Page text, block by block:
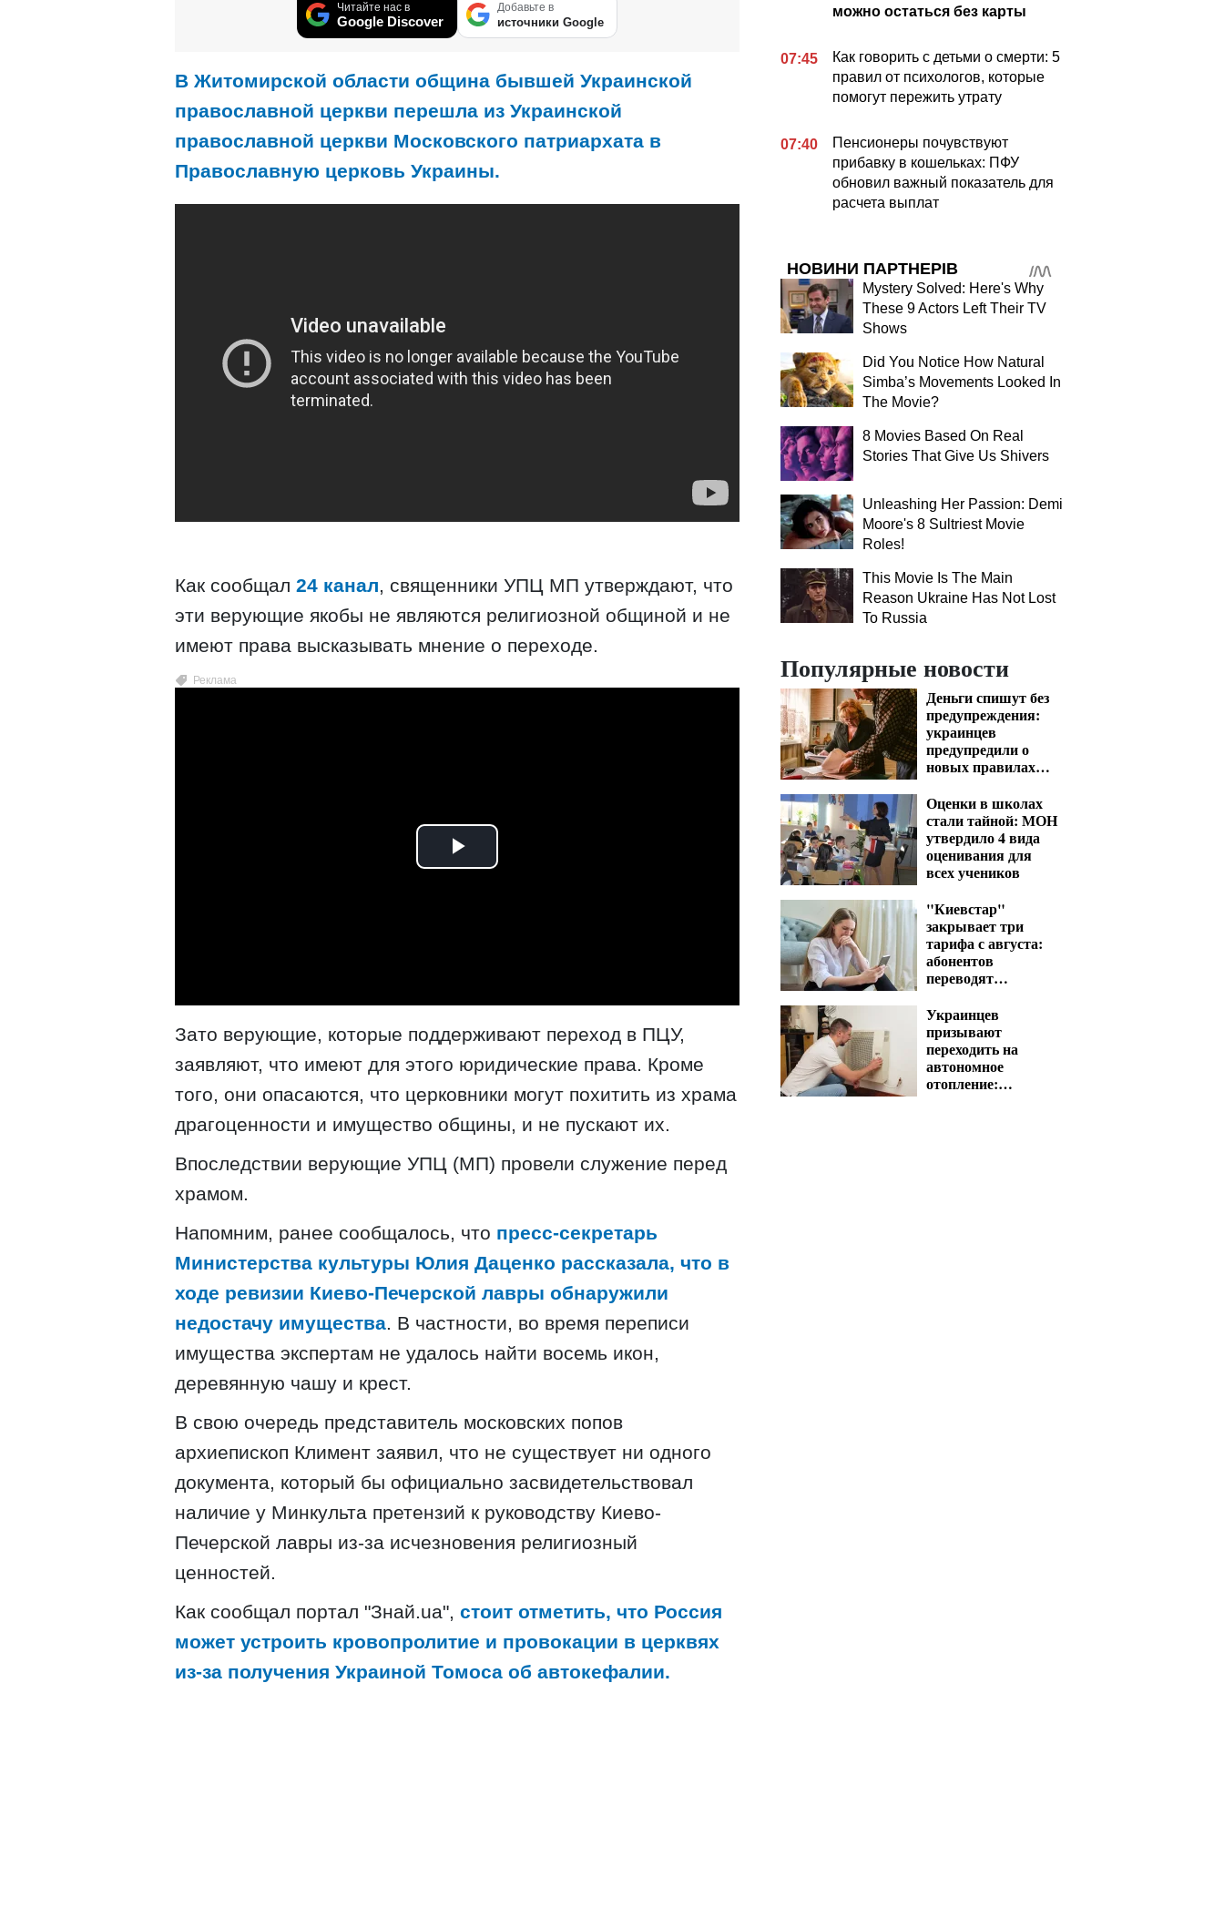
Читайте нас в
Google Discover
Добавьте в
источники Google
В Житомирской области община бывшей Украинской
православной церкви перешла из Украинской
православной церкви Московского патриархата в
Православную церковь Украины.
Как сообщал 24 канал, священники УПЦ МП утверждают, что
эти верующие якобы не являются религиозной общиной и не
имеют права высказывать мнение о переходе.
Зато верующие, которые поддерживают переход в ПЦУ,
заявляют, что имеют для этого юридические права. Кроме
того, они опасаются, что церковники могут похитить из храма
драгоценности и имущество общины, и не пускают их.
Впоследствии верующие УПЦ (МП) провели служение перед
храмом.
Напомним, ранее сообщалось, что пресс-секретарь
Министерства культуры Юлия Даценко рассказала, что в
ходе ревизии Киево-Печерской лавры обнаружили
недостачу имущества. В частности, во время переписи
имущества экспертам не удалось найти восемь икон,
деревянную чашу и крест.
В свою очередь представитель московских попов
архиепископ Климент заявил, что не существует ни одного
документа, который бы официально засвидетельствовал
наличие у Минкульта претензий к руководству Киево-
Печерской лавры из-за исчезновения религиозный
ценностей.
Как сообщал портал "Знай.ua", стоит отметить, что Россия
может устроить кровопролитие и провокации в церквях
из-за получения Украиной Томоса об автокефалии.
можно остаться без карты
07:45
Как говорить с детьми о смерти: 5
правил от психологов, которые
помогут пережить утрату
07:40
Пенсионеры почувствуют
прибавку в кошельках: ПФУ
обновил важный показатель для
расчета выплат
НОВИНИ ПАРТНЕРІВ
Mystery Solved: Here's Why
These 9 Actors Left Their TV
Shows
Did You Notice How Natural
Simba’s Movements Looked In
The Movie?
8 Movies Based On Real
Stories That Give Us Shivers
Unleashing Her Passion: Demi
Moore's 8 Sultriest Movie
Roles!
This Movie Is The Main
Reason Ukraine Has Not Lost
To Russia
Популярные новости
Деньги спишут без
предупреждения:
украинцев
предупредили о
новых правилах
Оценки в школах
стали тайной: МОН
утвердило 4 вида
оценивания для
всех учеников
"Киевстар"
закрывает три
тарифа с августа:
абонентов
переводят
Украинцев
призывают
переходить на
автономное
отопление: